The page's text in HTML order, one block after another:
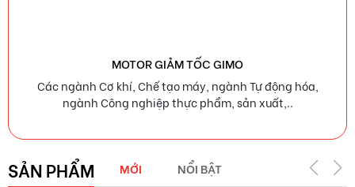
MOTOR GIẢM TỐC GIMO
Các ngành Cơ khí, Chế tạo máy, ngành Tự động hóa,
ngành Công nghiệp thực phẩm, sản xuất,..
SẢN PHẨM MỚI NỔI BẬT